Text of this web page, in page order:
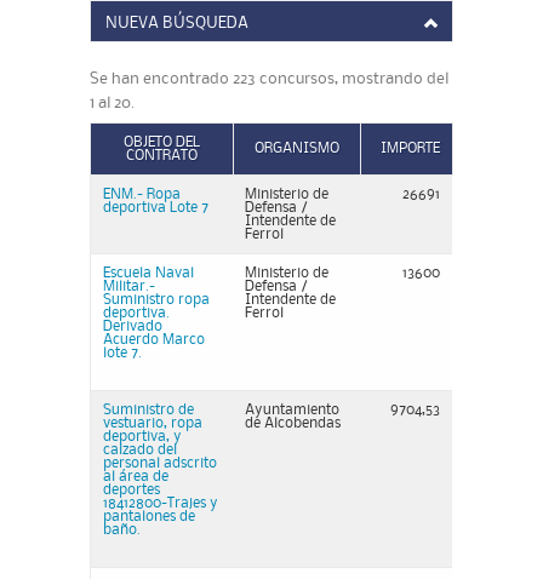
NUEVA BÚSQUEDA
Se han encontrado 223 concursos, mostrando del
1 al 20.
OBJETO DEL
CONTRATO
ORGANISMO IMPORTE
ENM.- Ropa
deportiva Lote 7
Ministerio de
Defensa /
Intendente de
Ferrol
26691
Escuela Naval
Militar.-
Suministro ropa
deportiva.
Derivado
Acuerdo Marco
lote 7.
Ministerio de
Defensa /
Intendente de
Ferrol
13600
Suministro de
vestuario, ropa
deportiva, y
calzado del
personal adscrito
al área de
deportes
18412800-Trajes y
pantalones de
baño.
Ayuntamiento
de Alcobendas
9704,53